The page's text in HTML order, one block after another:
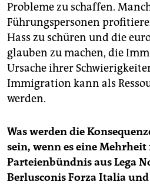
Probleme zu schaffen.
Führungspersonen
Hass zu schüren und die
glauben zu machen, die
Ursache ihrer
Immigration kann als
werden.
Was werden die
sein, wenn es eine Mehrheit
Parteienbündnis aus Lega
Berlusconis Forza Italia